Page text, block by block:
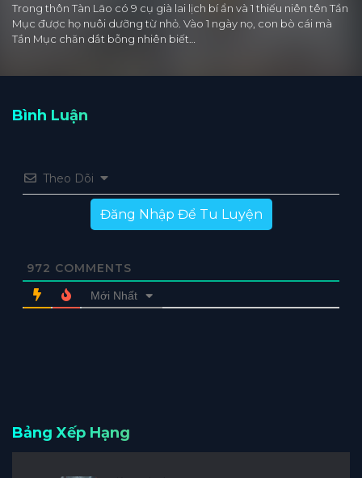
Trong thôn Tàn Lão có 9 cụ già lai lịch bí ẩn và 1 thiếu niên tên Tần
Mục được họ nuôi dưỡng từ nhỏ. Vào 1 ngày nọ, con bò cái mà
Tần Mục chăn dắt bỗng nhiên biết…
Bình Luận
Theo Dõi
Đăng Nhập Để Tu Luyện
972 COMMENTS
Mới Nhất
Bảng Xếp Hạng